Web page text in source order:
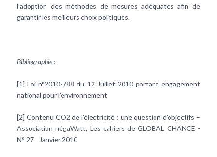
l’adoption des méthodes de mesures adéquates afin de
garantir les meilleurs choix politiques.
Bibliographie :
[1] Loi n°2010-788 du 12 Juillet 2010 portant engagement
national pour l’environnement
[2] Contenu CO2 de l’électricité : une question d’objectifs –
Association négaWatt, Les cahiers de GLOBAL CHANCE -
N° 27 - Janvier 2010